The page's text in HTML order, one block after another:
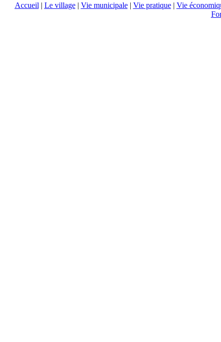
Accueil | Le village| Vie municipale| Vie pratique| Vie